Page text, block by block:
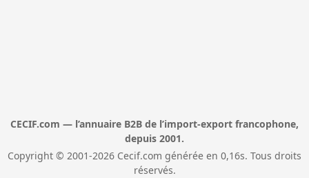
CECIF.com — l’annuaire B2B de l’import-export francophone,
depuis 2001.
Copyright © 2001-2026 Cecif.com générée en 0,16s. Tous droits
réservés.